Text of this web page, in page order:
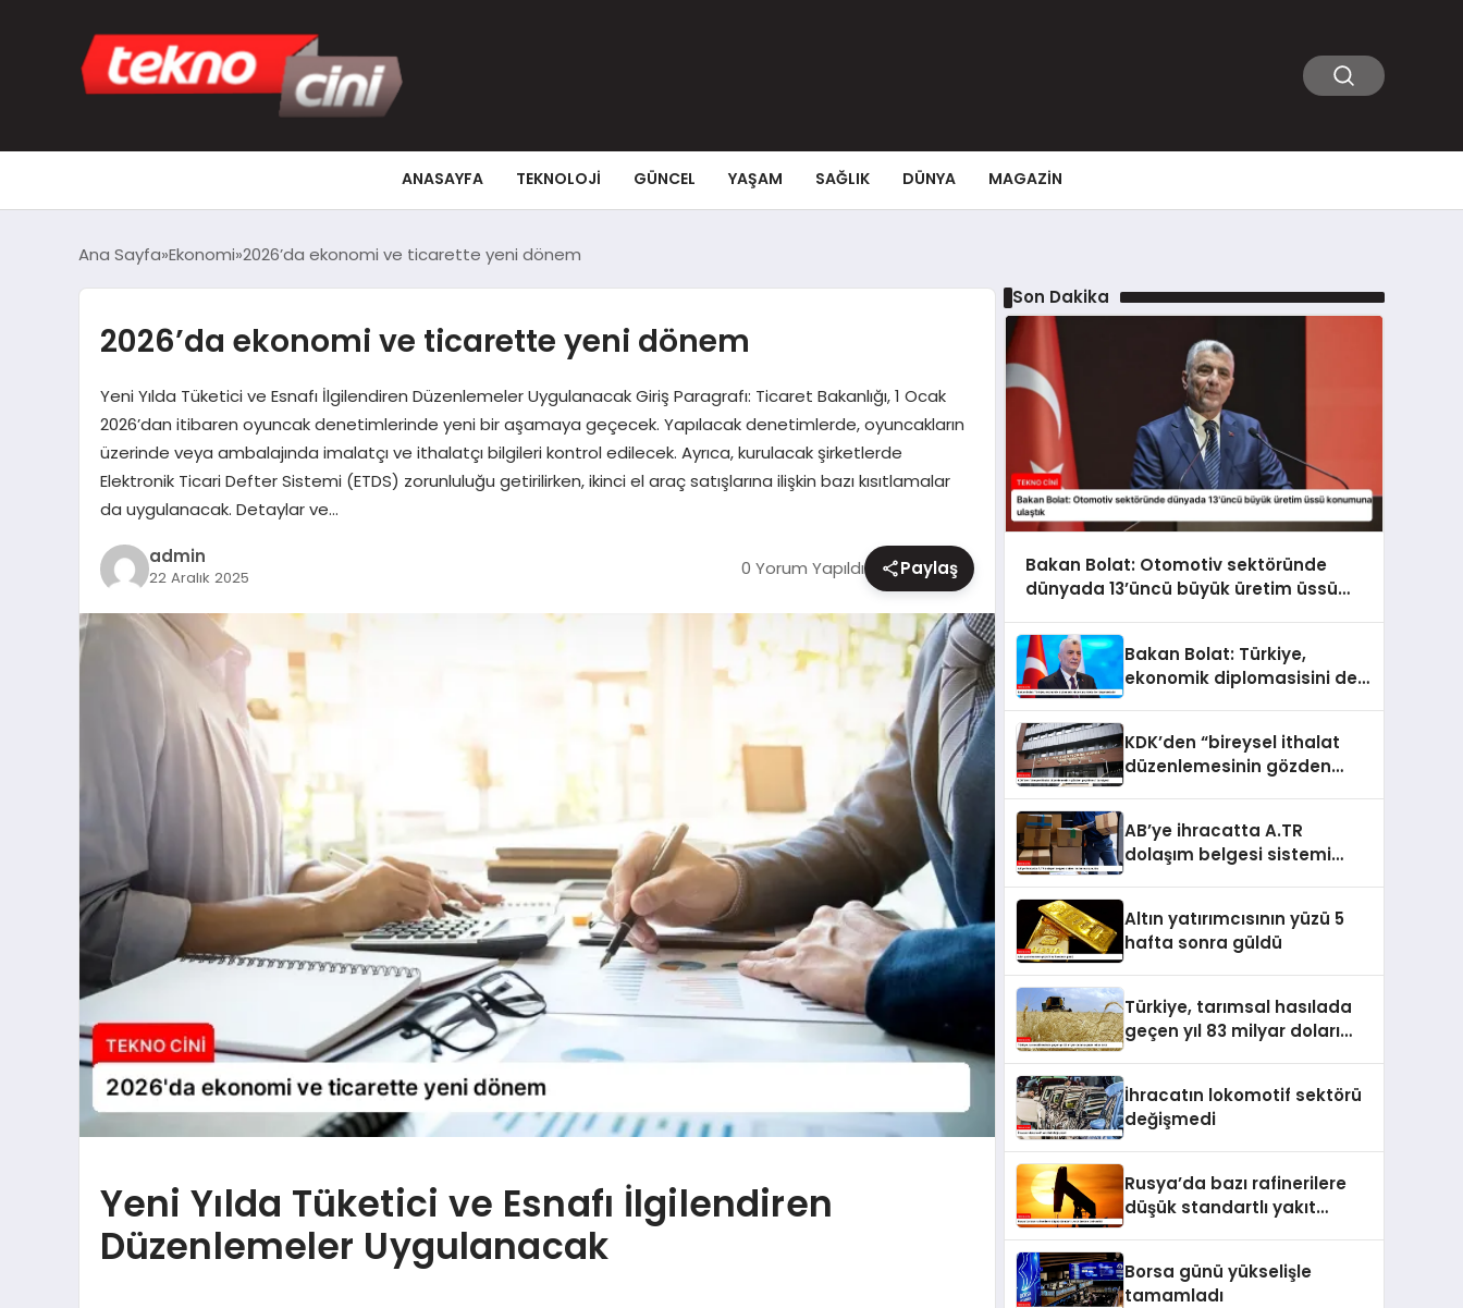
ANASAYFA TEKNOLOJI GÜNCEL YAŞAM SAĞLIK DÜNYA MAGAZIN
Ana Sayfa Ekonomi 2026’da ekonomi ve ticarette yeni dönem
2026’da ekonomi ve ticarette yeni dönem
Yeni Yılda Tüketici ve Esnafı İlgilendiren Düzenlemeler Uygulanacak Giriş Paragrafı: Ticaret Bakanlığı, 1 Ocak
2026’dan itibaren oyuncak denetimlerinde yeni bir aşamaya geçecek. Yapılacak denetimlerde, oyuncakların
üzerinde veya ambalajında imalatçı ve ithalatçı bilgileri kontrol edilecek. Ayrıca, kurulacak şirketlerde
Elektronik Ticari Defter Sistemi (ETDS) zorunluluğu getirilirken, ikinci el araç satışlarına ilişkin bazı kısıtlamalar
da uygulanacak. Detaylar ve…
admin
22 Aralık 2025 0 Yorum Yapıldı Paylaş
Yeni Yılda Tüketici ve Esnafı İlgilendiren
Düzenlemeler Uygulanacak
Son Dakika
Bakan Bolat: Otomotiv sektöründe
dünyada 13’üncü büyük üretim üssü
Bakan Bolat: Türkiye,
ekonomik diplomasisini de
KDK’den “bireysel ithalat
düzenlemesinin gözden
AB’ye ihracatta A.TR
dolaşım belgesi sistemi
Altın yatırımcısının yüzü 5
hafta sonra güldü
Türkiye, tarımsal hasılada
geçen yıl 83 milyar doları
İhracatın lokomotif sektörü
değişmedi
Rusya’da bazı rafinerilere
düşük standartlı yakıt
Borsa günü yükselişle
tamamladı